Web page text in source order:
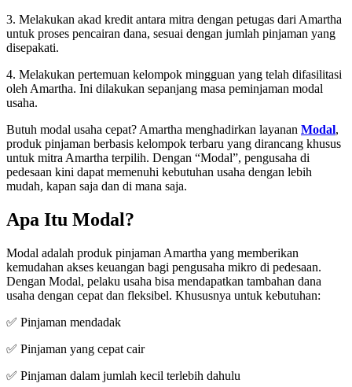
3. Melakukan akad kredit antara mitra dengan petugas dari Amartha
untuk proses pencairan dana, sesuai dengan jumlah pinjaman yang
disepakati.
4. Melakukan pertemuan kelompok mingguan yang telah difasilitasi
oleh Amartha. Ini dilakukan sepanjang masa peminjaman modal
usaha.
Butuh modal usaha cepat? Amartha menghadirkan layanan Modal,
produk pinjaman berbasis kelompok terbaru yang dirancang khusus
untuk mitra Amartha terpilih. Dengan “Modal”, pengusaha di
pedesaan kini dapat memenuhi kebutuhan usaha dengan lebih
mudah, kapan saja dan di mana saja.
Apa Itu Modal?
Modal adalah produk pinjaman Amartha yang memberikan
kemudahan akses keuangan bagi pengusaha mikro di pedesaan.
Dengan Modal, pelaku usaha bisa mendapatkan tambahan dana
usaha dengan cepat dan fleksibel. Khususnya untuk kebutuhan:
✅ Pinjaman mendadak
✅ Pinjaman yang cepat cair
✅ Pinjaman dalam jumlah kecil terlebih dahulu